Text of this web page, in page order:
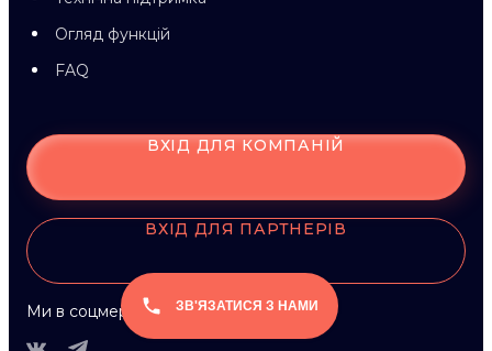
ЗВ'ЯЗАТИСЯ З НАМИ
Огляд функцій
FAQ
ВХІД ДЛЯ КОМПАНІЙ
ВХІД ДЛЯ ПАРТНЕРІВ
Ми в соцмережах: